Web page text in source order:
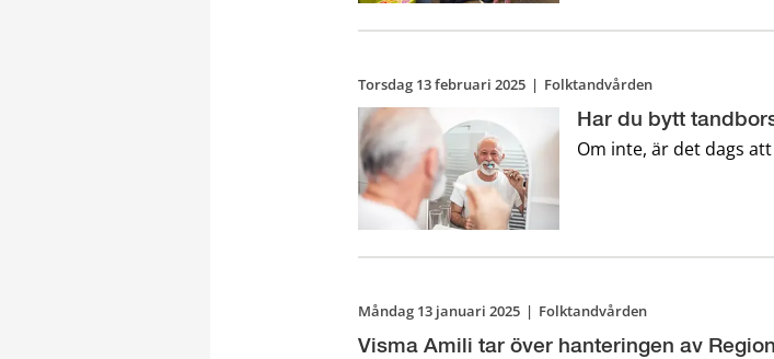
Torsdag 13 februari 2025 | Folktandvården
Har du bytt
Om inte, är det dags
Måndag 13 januari 2025 | Folktandvården
Visma Amili tar över hanteringen av